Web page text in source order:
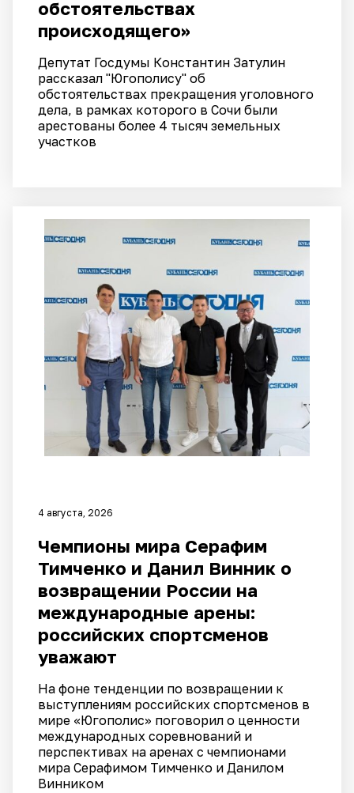
обстоятельствах
происходящего»
Депутат Госдумы Константин Затулин
рассказал "Югополису" об
обстоятельствах прекращения уголовного
дела, в рамках которого в Сочи были
арестованы более 4 тысяч земельных
участков
4 августа, 2026
Чемпионы мира Серафим
Тимченко и Данил Винник о
возвращении России на
международные арены:
российских спортсменов
уважают
На фоне тенденции по возвращении к
выступлениям российских спортсменов в
мире «Югополис» поговорил о ценности
международных соревнований и
перспективах на аренах с чемпионами
мира Серафимом Тимченко и Данилом
Винником